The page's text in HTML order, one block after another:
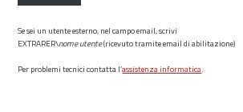
Se sei un utente esterno, nel campo email, scrivi
EXTRARER\nome utente(ricevuto tramite email di abilitazione)
Per problemi tecnici contatta l’assistenza informatica.